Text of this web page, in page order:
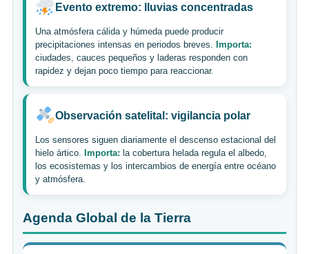
Evento extremo: lluvias concentradas
Una atmósfera cálida y húmeda puede producir
precipitaciones intensas en periodos breves. Importa:
ciudades, cauces pequeños y laderas responden con
rapidez y dejan poco tiempo para reaccionar.
Observación satelital: vigilancia polar
Los sensores siguen diariamente el descenso estacional del
hielo ártico. Importa: la cobertura helada regula el albedo,
los ecosistemas y los intercambios de energía entre océano
y atmósfera.
Agenda Global de la Tierra